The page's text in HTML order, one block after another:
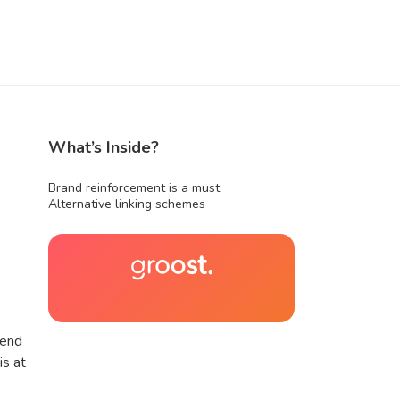
at
What’s Inside?
Brand reinforcement is a must
Alternative linking schemes